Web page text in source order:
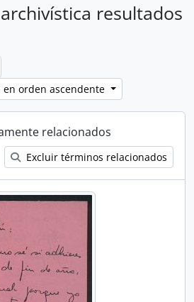
resultados
en orden ascendente
relacionados
Excluir términos relacionados